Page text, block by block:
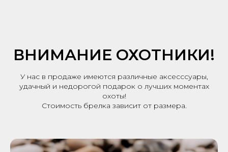
ВНИМАНИЕ ОХОТНИКИ!
У нас в продаже имеются различные аксесссуары,
удачный и недорогой подарок о лучших моментах
охоты!
Стоимость брелка зависит от размера.